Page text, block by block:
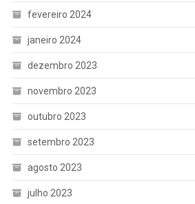
fevereiro 2024
janeiro 2024
dezembro 2023
novembro 2023
outubro 2023
setembro 2023
agosto 2023
julho 2023